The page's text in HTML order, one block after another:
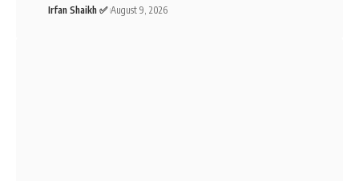
Irfan Shaikh ✅ August 9, 2026